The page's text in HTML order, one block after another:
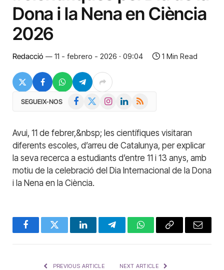
Dona i la Nena en Ciència
2026
Redacció 11 - febrero - 2026 · 09:04 1 Min Read
SEGUEIX-NOS Facebook InstagramLinkedIn
RSS
Avui, 11 de febrer,&nbsp; les científiques visitaran
diferents escoles, d’arreu de Catalunya, per explicar
la seva recerca a estudiants d’entre 11 i 13 anys, amb
motiu de la celebració del Dia Internacional de la Dona
i la Nena en la Ciència.
FacebookTwitter LinkedInTelegramWhatsAppCopy
Email
PREVIOUS ARTICLE NEXT ARTICLE